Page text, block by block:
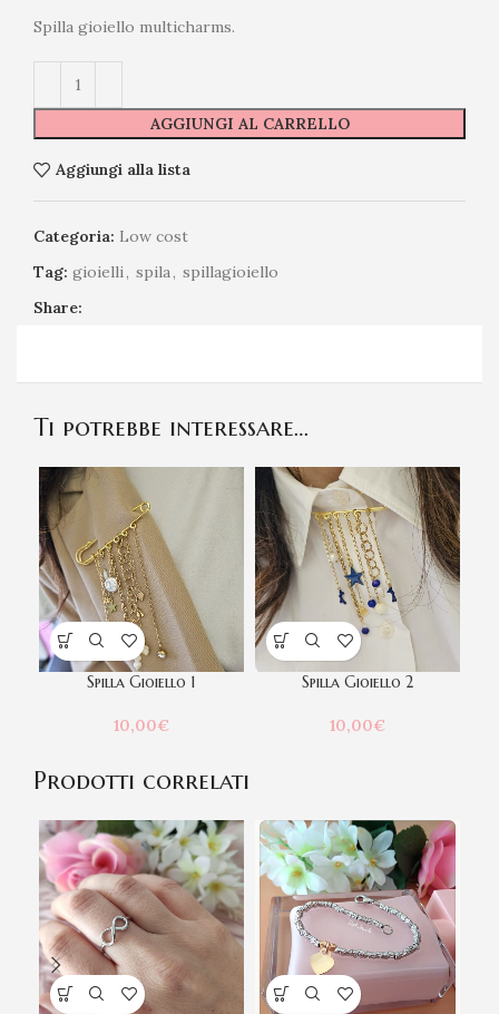
Spilla gioiello multicharms.
AGGIUNGI AL CARRELLO
Aggiungi alla lista
Categoria: Low cost
Tag: gioielli, spila, spillagioiello
Share:
Ti potrebbe interessare…
Spilla Gioiello 1
10,00€
Spilla Gioiello 2
10,00€
Prodotti correlati